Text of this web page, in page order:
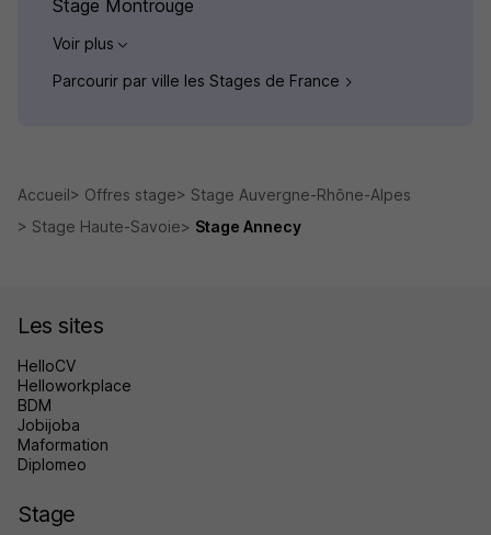
Stage Montrouge
Voir plus
Parcourir par ville les Stages de France
Accueil Offres stage
Stage Auvergne-Rhône-Alpes
Stage Haute-Savoie
Stage Annecy
Les sites
HelloCV
Helloworkplace
BDM
Jobijoba
Maformation
Diplomeo
Stage